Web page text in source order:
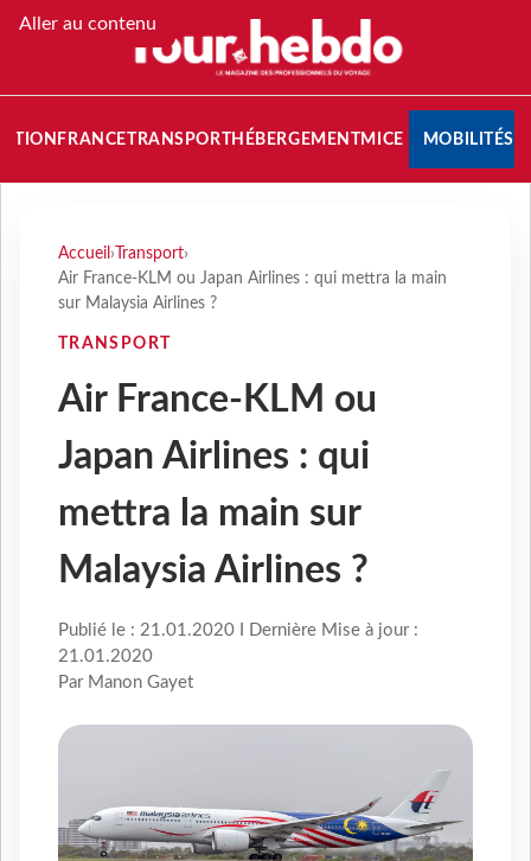
Aller au contenu
FRANCETRANSPORT HÉBERGEMENTMICE MOBILITÉS
Accueil › Transport›
Air France-KLM ou Japan Airlines : qui mettra la main
sur Malaysia Airlines ?
TRANSPORT
Air France-KLM ou
Japan Airlines : qui
mettra la main sur
Malaysia Airlines ?
Publié le : 21.01.2020 I Dernière Mise à jour :
21.01.2020
Par Manon Gayet